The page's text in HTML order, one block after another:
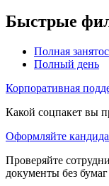
Быстрые
Полная
Полный день
Корпоративная
Какой соцпакет вы
Оформляйте
Проверяйте
документы без